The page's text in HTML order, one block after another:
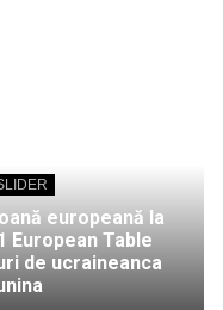
europeană la
European Table
de ucraineanca